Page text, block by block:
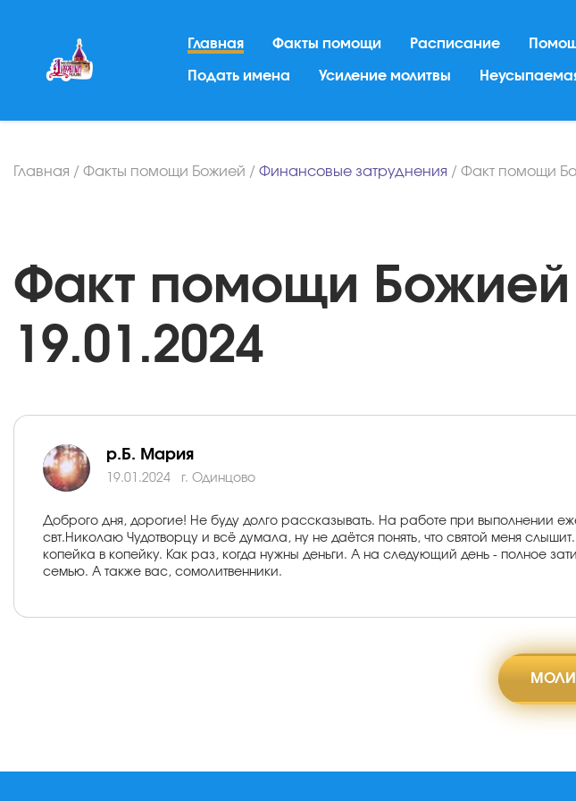
Главная Факты помощи Расписание
Подать имена Усиление молитвы
Главная / Факты помощи Божией / Финансовые затруднения / Факт помощи
Факт помощи Божией
19.01.2024
р.Б. Мария
19.01.2024 г. Одинцово
Доброго дня, дорогие! Не буду долго рассказывать. На работе при выполнении
свт.Николаю Чудотворцу и всё думала, ну не даётся понять, что святой меня
копейка в копейку. Как раз, когда нужны деньги. А на следующий день - полное
семью. А также вас, сомолитвенники.